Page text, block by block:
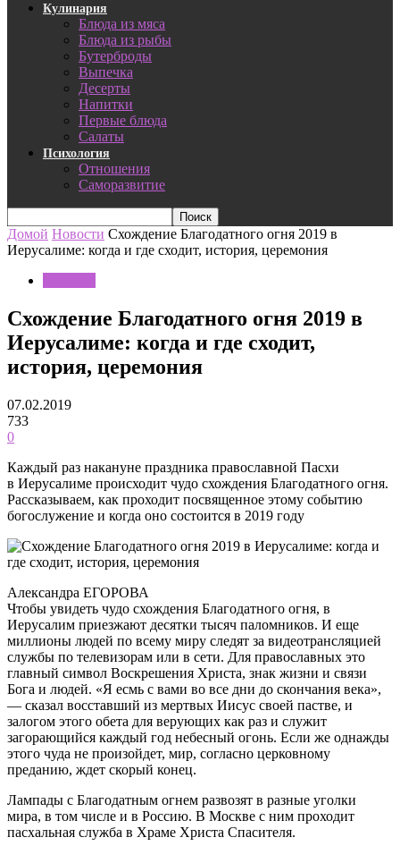
Кулинария
Блюда из мяса
Блюда из рыбы
Бутерброды
Выпечка
Десерты
Напитки
Первые блюда
Салаты
Психология
Отношения
Саморазвитие
Домой Новости Схождение Благодатного огня 2019 в
Иерусалиме: когда и где сходит, история, церемония
Схождение Благодатного огня 2019 в
Иерусалиме: когда и где сходит,
история, церемония
07.02.2019
733
0
Каждый раз накануне праздника православной Пасхи
в Иерусалиме происходит чудо схождения Благодатного огня.
Рассказываем, как проходит посвященное этому событию
богослужение и когда оно состоится в 2019 году
Александра ЕГОРОВА
Чтобы увидеть чудо схождения Благодатного огня, в
Иерусалим приезжают десятки тысяч паломников. И еще
миллионы людей по всему миру следят за видеотрансляцией
службы по телевизорам или в сети. Для православных это
главный символ Воскрешения Христа, знак жизни и связи
Бога и людей. «Я есмь с вами во все дни до скончания века»,
— сказал восставший из мертвых Иисус своей пастве, и
залогом этого обета для верующих как раз и служит
загорающийся каждый год небесный огонь. Если же однажды
этого чуда не произойдет, мир, согласно церковному
преданию, ждет скорый конец.
Лампады с Благодатным огнем развозят в разные уголки
мира, в том числе и в Россию. В Москве с ним проходит
пасхальная служба в Храме Христа Спасителя.